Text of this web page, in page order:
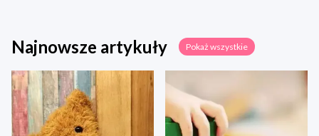
Najnowsze artykuły Pokaż wszystkie